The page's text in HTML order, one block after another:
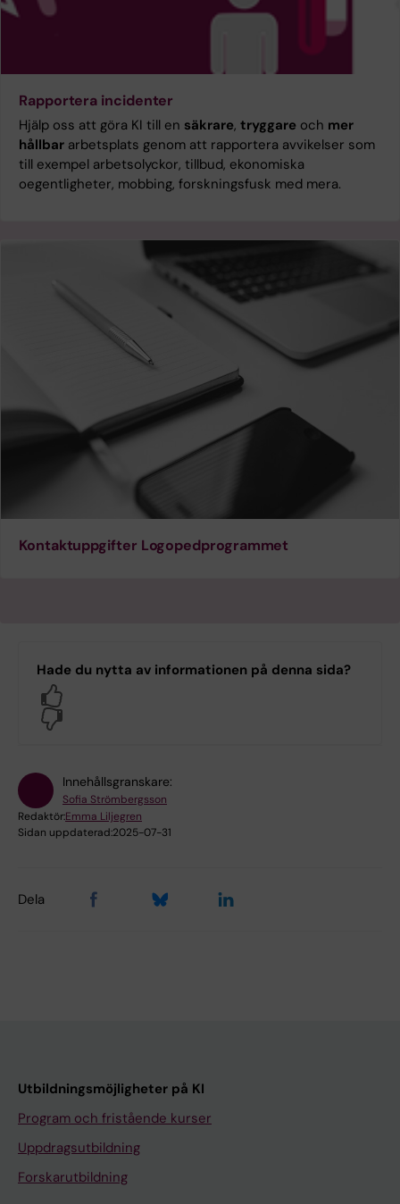
Rapportera incidenter
Hjälp oss att göra KI till en säkrare, tryggare och mer
hållbar arbetsplats genom att rapportera avvikelser som
till exempel arbetsolyckor, tillbud, ekonomiska
oegentligheter, mobbing, forskningsfusk med mera.
Kontaktuppgifter Logopedprogrammet
Hade du nytta av informationen på denna sida?
Innehållsgranskare:
Sofia Strömbergsson
Redaktör:Emma Liljegren
Sidan uppdaterad:2025-07-31
Dela
Utbildningsmöjligheter på KI
Program och fristående kurser
Uppdragsutbildning
Forskarutbildning